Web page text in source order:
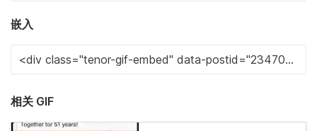
嵌入
相关 GIF